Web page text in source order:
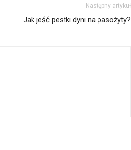
Następny artykuł
Jak jeść pestki dyni na pasożyty?